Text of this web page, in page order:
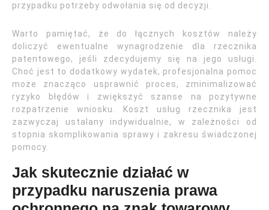
przypadku potrzeby odwołania się od decyzji.
Warto pamiętać, że do łącznych kosztów należy
doliczyć ewentualne wynagrodzenie dla rzecznika
patentowego, jeśli zdecydujemy się na jego usługi.
Choć jest to dodatkowy wydatek, profesjonalna pomoc
może znacząco usprawnić proces, zminimalizować
ryzyko błędów i zwiększyć szanse na pozytywne
rozpatrzenie wniosku. Koszt usług rzecznika jest
zazwyczaj ustalany indywidualnie, w zależności od
stopnia skomplikowania sprawy i zakresu świadczonej
pomocy.
Jak skutecznie działać w
przypadku naruszenia prawa